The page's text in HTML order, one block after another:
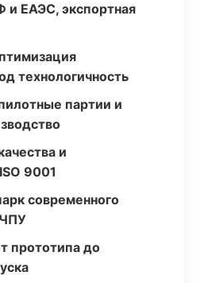
и ЕАЭС, экспортная
технологичность
партии и
и
9001
современного
прототипа до